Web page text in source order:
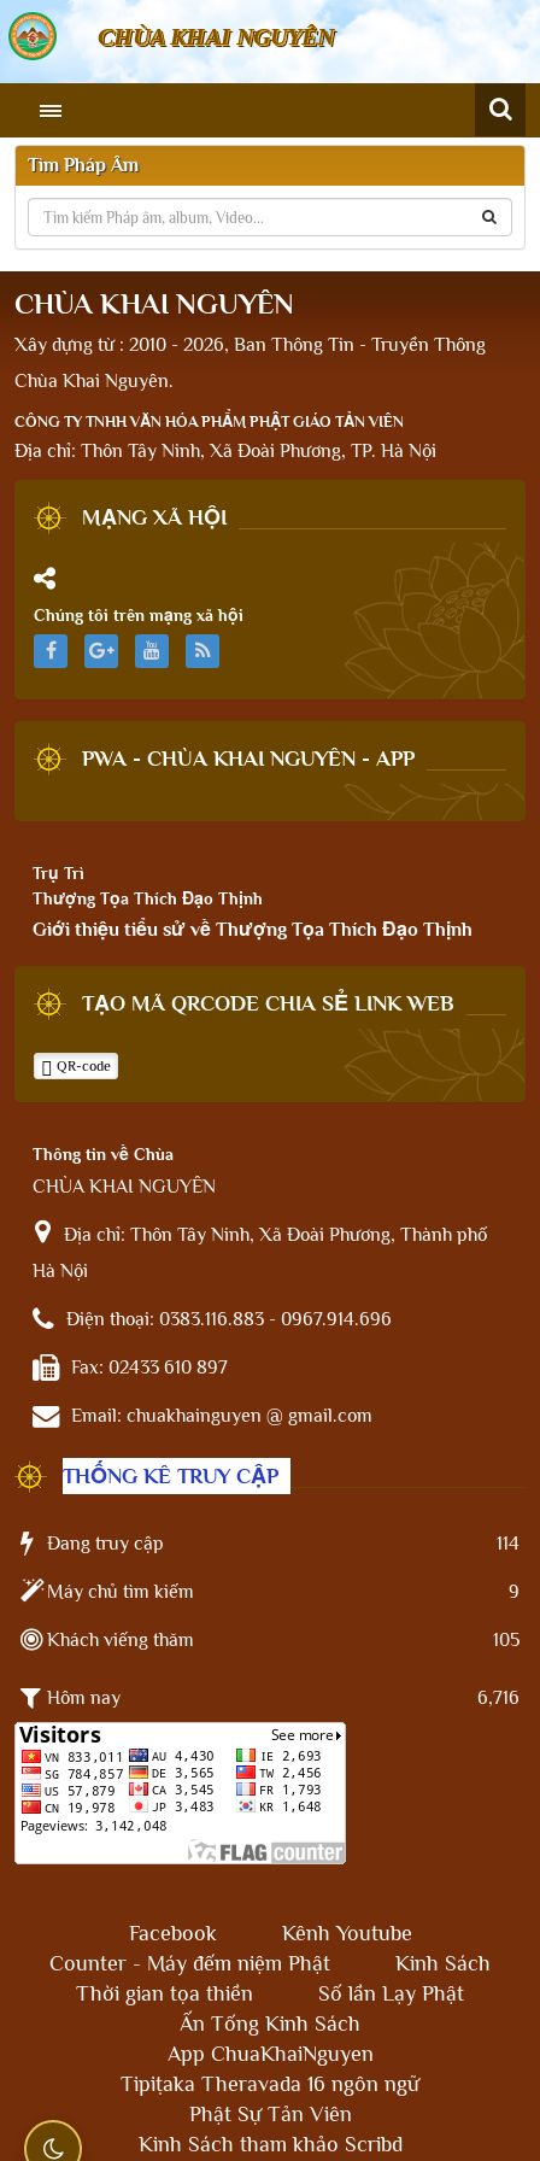
CHÙA KHAI NGUYÊN
Tìm Pháp Âm
CHÙA KHAI NGUYÊN
Xây dựng từ : 2010 - 2026, Ban Thông Tin - Truyền Thông
Chùa Khai Nguyên.
CÔNG TY TNHH VĂN HÓA PHẨM PHẬT GIÁO TẢN VIÊN
Địa chỉ: Thôn Tây Ninh, Xã Đoài Phương, TP. Hà Nội
MẠNG XÃ HỘI
Chúng tôi trên mạng xã hội
PWA - CHÙA KHAI NGUYÊN - APP
Trụ Trì
Thượng Tọa Thích Đạo Thịnh
Giới thiệu tiểu sử về Thượng Tọa Thích Đạo Thịnh
TẠO MÃ QRCODE CHIA SẺ LINK WEB
QR-code
Thông tin về Chùa
CHÙA KHAI NGUYÊN
Địa chỉ: Thôn Tây Ninh, Xã Đoài Phương, Thành phố
Hà Nội
Điện thoại: 0383.116.883 - 0967.914.696
Fax: 02433 610 897
Email: chuakhainguyen @ gmail.com
THỐNG KÊ TRUY CẬP
Đang truy cập 114
Máy chủ tìm kiếm 9
Khách viếng thăm 105
Hôm nay 6,716
Facebook
Kênh Youtube
Counter - Máy đếm niệm Phật
Kinh Sách
Thời gian tọa thiền
Số lần Lạy Phật
Ấn Tống Kinh Sách
App ChuaKhaiNguyen
Tipiṭaka Theravada 16 ngôn ngữ
Phật Sự Tản Viên
Kinh Sách tham khảo Scribd